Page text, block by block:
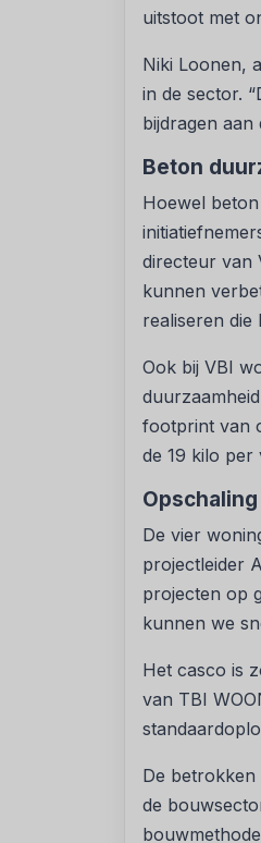
uitstoot met
Niki Loonen,
in de sector.
bijdragen
Beton
Hoewel beton
directeur van
kunnen
realiseren die
Ook bij VBI
footprint van
de 19 kilo per
De vier
projectleider
projecten op
kunnen we
Het casco is
van TBI
De betrokken
de